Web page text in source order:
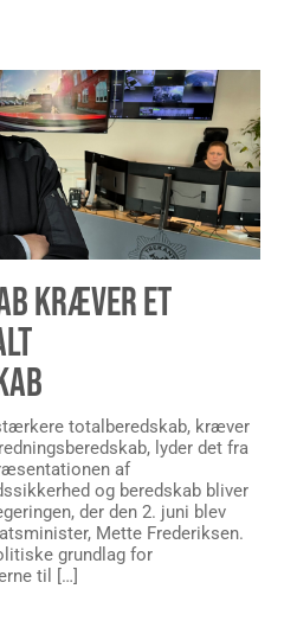
KRÆVER ET
totalberedskab, kræver
lyder det fra
af
og beredskab bliver
der den 2. juni blev
Mette Frederiksen.
grundlag for
til […]